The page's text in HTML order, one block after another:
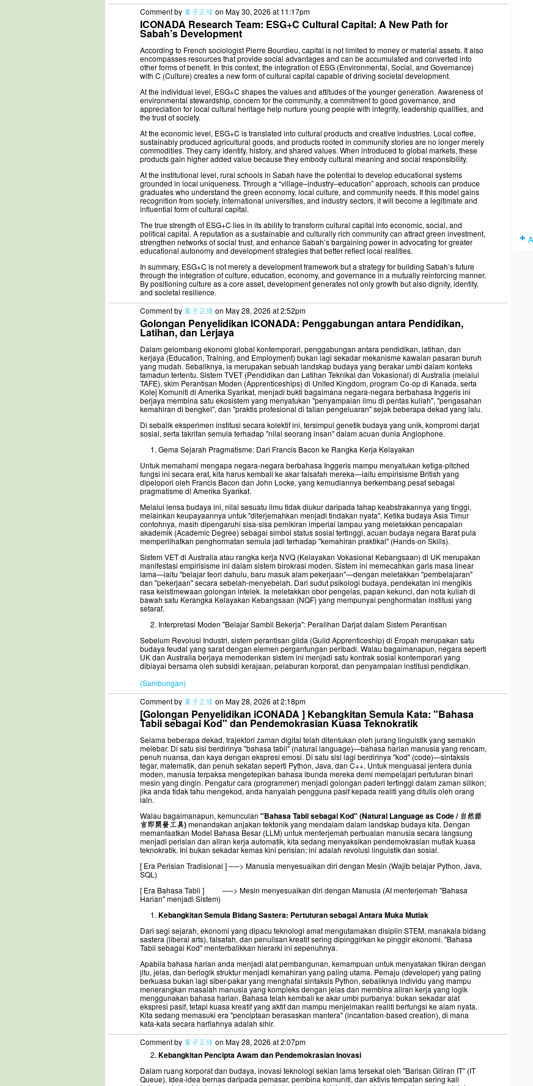
Comment by 葉子正绿 on May 30, 2026 at 11:17pm
ICONADA Research Team: ESG+C Cultural Capital: A New Path for
Sabah’s Development
According to French sociologist Pierre Bourdieu, capital is not limited to money or material assets. It also
encompasses resources that provide social advantages and can be accumulated and converted into
other forms of benefit. In this context, the integration of ESG (Environmental, Social, and Governance)
with C (Culture) creates a new form of cultural capital capable of driving societal development.
At the individual level, ESG+C shapes the values and attitudes of the younger generation. Awareness of
environmental stewardship, concern for the community, a commitment to good governance, and
appreciation for local cultural heritage help nurture young people with integrity, leadership qualities, and
the trust of society.
At the economic level, ESG+C is translated into cultural products and creative industries. Local coffee,
sustainably produced agricultural goods, and products rooted in community stories are no longer merely
commodities. They carry identity, history, and shared values. When introduced to global markets, these
products gain higher added value because they embody cultural meaning and social responsibility.
At the institutional level, rural schools in Sabah have the potential to develop educational systems
grounded in local uniqueness. Through a “village–industry–education” approach, schools can produce
graduates who understand the green economy, local culture, and community needs. If this model gains
recognition from society, international universities, and industry sectors, it will become a legitimate and
influential form of cultural capital.
The true strength of ESG+C lies in its ability to transform cultural capital into economic, social, and
political capital. A reputation as a sustainable and culturally rich community can attract green investment,
strengthen networks of social trust, and enhance Sabah’s bargaining power in advocating for greater
educational autonomy and development strategies that better reflect local realities.
In summary, ESG+C is not merely a development framework but a strategy for building Sabah’s future
through the integration of culture, education, economy, and governance in a mutually reinforcing manner.
By positioning culture as a core asset, development generates not only growth but also dignity, identity,
and societal resilience.
Comment by 葉子正绿 on May 28, 2026 at 2:52pm
Golongan Penyelidikan ICONADA: Penggabungan antara Pendidikan,
Latihan, dan Lerjaya
Dalam gelombang ekonomi global kontemporari, penggabungan antara pendidikan, latihan, dan
kerjaya (Education, Training, and Employment) bukan lagi sekadar mekanisme kawalan pasaran buruh
yang mudah. Sebaliknya, ia merupakan sebuah landskap budaya yang berakar umbi dalam konteks
tamadun tertentu. Sistem TVET (Pendidikan dan Latihan Teknikal dan Vokasional) di Australia (melalui
TAFE), skim Perantisan Moden (Apprenticeships) di United Kingdom, program Co-op di Kanada, serta
Kolej Komuniti di Amerika Syarikat, menjadi bukti bagaimana negara-negara berbahasa Inggeris ini
berjaya membina satu ekosistem yang menyatukan "penyampaian ilmu di pentas kuliah", "pengasahan
kemahiran di bengkel", dan "praktis profesional di talian pengeluaran" sejak beberapa dekad yang lalu.
Di sebalik eksperimen institusi secara kolektif ini, tersimpul genetik budaya yang unik, kompromi darjat
sosial, serta takrifan semula terhadap "nilai seorang insan" dalam acuan dunia Anglophone.
Gema Sejarah Pragmatisme: Dari Francis Bacon ke Rangka Kerja Kelayakan
Untuk memahami mengapa negara-negara berbahasa Inggeris mampu menyatukan ketiga-pitched
fungsi ini secara erat, kita harus kembali ke akar falsafah mereka—iaitu empirisisme British yang
dipelopori oleh Francis Bacon dan John Locke, yang kemudiannya berkembang pesat sebagai
pragmatisme di Amerika Syarikat.
Melalui lensa budaya ini, nilai sesuatu ilmu tidak diukur daripada tahap keabstrakannya yang tinggi,
melainkan keupayaannya untuk "diterjemahkan menjadi tindakan nyata". Ketika budaya Asia Timur
contohnya, masih dipengaruhi sisa-sisa pemikiran imperial lampau yang meletakkan pencapaian
akademik (Academic Degree) sebagai simbol status sosial tertinggi, acuan budaya negara Barat pula
memperlihatkan penghormatan semula jadi terhadap "kemahiran praktikal" (Hands-on Skills).
Sistem VET di Australia atau rangka kerja NVQ (Kelayakan Vokasional Kebangsaan) di UK merupakan
manifestasi empirisisme ini dalam sistem birokrasi moden. Sistem ini memecahkan garis masa linear
lama—iaitu "belajar teori dahulu, baru masuk alam pekerjaan"—dengan meletakkan "pembelajaran"
dan "pekerjaan" secara sebelah-menyebelah. Dari sudut psikologi budaya, pendekatan ini mengikis
rasa keistimewaan golongan intelek. Ia meletakkan obor pengelas, papan kekunci, dan nota kuliah di
bawah satu Kerangka Kelayakan Kebangsaan (NQF) yang mempunyai penghormatan institusi yang
setaraf.
Interpretasi Moden "Belajar Sambil Bekerja": Peralihan Darjat dalam Sistem Perantisan
Sebelum Revolusi Industri, sistem perantisan gilda (Guild Apprenticeship) di Eropah merupakan satu
budaya feudal yang sarat dengan elemen pergantungan peribadi. Walau bagaimanapun, negara seperti
UK dan Australia berjaya memodenkan sistem ini menjadi satu kontrak sosial kontemporari yang
dibiayai bersama oleh subsidi kerajaan, pelaburan korporat, dan penyampaian institusi pendidikan.
(Sambungan)
Comment by 葉子正绿 on May 28, 2026 at 2:18pm
[Golongan Penyelidikan iCONADA ] Kebangkitan Semula Kata: "Bahasa
Tabii sebagai Kod" dan Pendemokrasian Kuasa Teknokratik
Selama beberapa dekad, trajektori zaman digital telah ditentukan oleh jurang linguistik yang semakin
melebar. Di satu sisi berdirinya "bahasa tabii" (natural language)—bahasa harian manusia yang rencam,
penuh nuansa, dan kaya dengan ekspresi emosi. Di satu sisi lagi berdirinya "kod" (code)—sintaksis
tegar, matematik, dan penuh sekatan seperti Python, Java, dan C++. Untuk menguasai jentera dunia
moden, manusia terpaksa mengetepikan bahasa ibunda mereka demi mempelajari pertuturan binari
mesin yang dingin. Pengatur cara (programmer) menjadi golongan paderi tertinggi dalam zaman silikon;
jika anda tidak tahu mengekod, anda hanyalah pengguna pasif kepada realiti yang ditulis oleh orang
lain.
Walau bagaimanapun, kemunculan "Bahasa Tabii sebagai Kod" (Natural Language as Code / 自然語
言即開發工具)menandakan anjakan tektonik yang mendalam dalam landskap budaya kita. Dengan
memanfaatkan Model Bahasa Besar (LLM) untuk menterjemah perbualan manusia secara langsung
menjadi perisian dan aliran kerja automatik, kita sedang menyaksikan pendemokrasian mutlak kuasa
teknokratik. Ini bukan sekadar kemas kini perisian; ini adalah revolusi linguistik dan sosial.
[ Era Perisian Tradisional ] ──> Manusia menyesuaikan diri dengan Mesin (Wajib belajar Python, Java,
SQL)
[ Era Bahasa Tabii ] ──> Mesin menyesuaikan diri dengan Manusia (AI menterjemah "Bahasa
Harian" menjadi Sistem)
Kebangkitan Semula Bidang Sastera: Pertuturan sebagai Antara Muka Mutlak
Dari segi sejarah, ekonomi yang dipacu teknologi amat mengutamakan disiplin STEM, manakala bidang
sastera (liberal arts), falsafah, dan penulisan kreatif sering dipinggirkan ke pinggir ekonomi. "Bahasa
Tabii sebagai Kod" menterbalikkan hierarki ini sepenuhnya.
Apabila bahasa harian anda menjadi alat pembangunan, kemampuan untuk menyatakan fikiran dengan
jitu, jelas, dan berlogik struktur menjadi kemahiran yang paling utama. Pemaju (developer) yang paling
berkuasa bukan lagi siber-pakar yang menghafal sintaksis Python, sebaliknya individu yang mampu
menerangkan masalah manusia yang kompleks dengan jelas dan membina aliran kerja yang logik
menggunakan bahasa harian. Bahasa telah kembali ke akar umbi purbanya: bukan sekadar alat
ekspresi pasif, tetapi kuasa kreatif yang aktif dan mampu menjelmakan realiti berfungsi ke alam nyata.
Kita sedang memasuki era "penciptaan berasaskan mantera" (incantation-based creation), di mana
kata-kata secara harfiahnya adalah sihir.
Comment by 葉子正绿 on May 28, 2026 at 2:07pm
Kebangkitan Pencipta Awam dan Pendemokrasian Inovasi
Dalam ruang korporat dan budaya, inovasi teknologi sekian lama tersekat oleh "Barisan Giliran IT" (IT
Queue). Idea-idea bernas daripada pemasar, pembina komuniti, dan aktivis tempatan sering kali